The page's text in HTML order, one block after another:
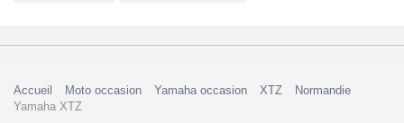
Accueil Moto occasion Yamaha occasion XTZ
Normandie
Yamaha XTZ